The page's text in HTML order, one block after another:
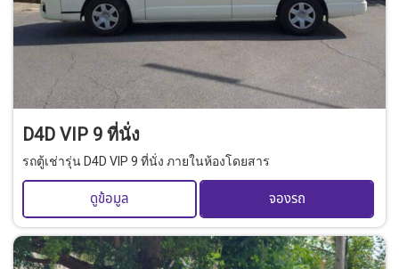
D4D VIP 9 ที่นั่ง
รถตู้เช่ารุ่น D4D VIP 9 ที่นั่ง ภายในห้องโดยสาร
ดูข้อมูล จองรถ